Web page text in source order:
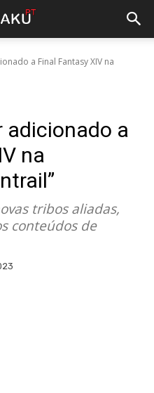
a Final Fantasy XIV na
adicionado a
na
tribos aliadas,
conteúdos de